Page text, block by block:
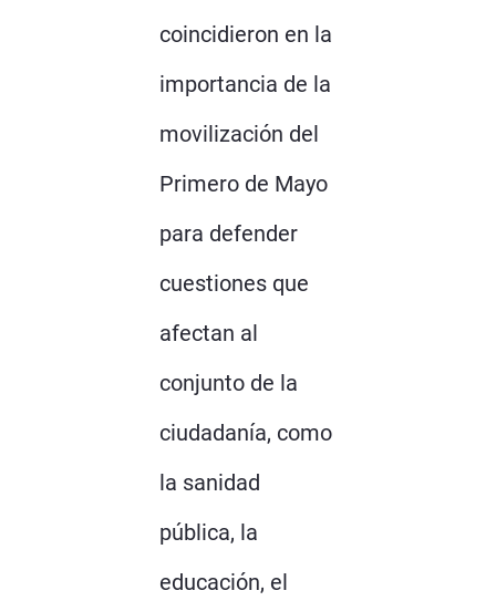
coincidieron en la
importancia de la
movilización del
Primero de Mayo
para defender
cuestiones que
afectan al
conjunto de la
ciudadanía, como
la sanidad
pública, la
educación, el